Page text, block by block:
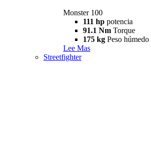
Monster 100
111 hp potencia
91.1 Nm Torque
175 kg Peso
Lee Mas
Streetfighter